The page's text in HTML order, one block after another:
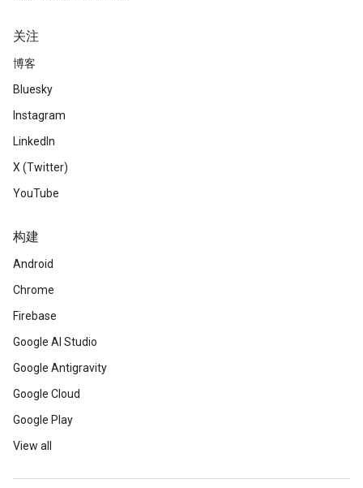
关注
博客
Bluesky
Instagram
LinkedIn
X (Twitter)
YouTube
构建
Android
Chrome
Firebase
Google AI Studio
Google Antigravity
Google Cloud
Google Play
View all